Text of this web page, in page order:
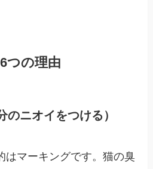
つの理由
のニオイをつける）
はマーキングです。猫の臭